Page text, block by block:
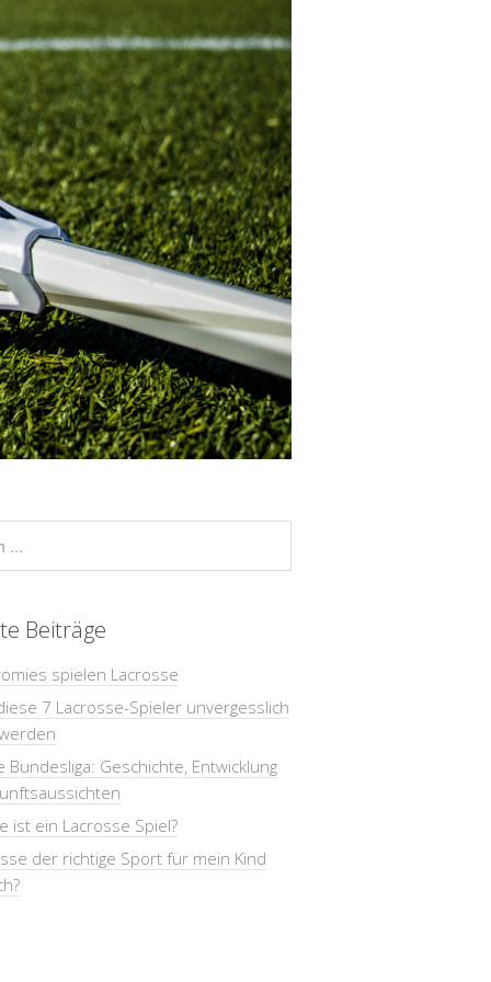
Beiträge
spielen Lacrosse
7 Lacrosse-Spieler unvergesslich
Bundesliga: Geschichte, Entwicklung
ist ein Lacrosse Spiel?
der richtige Sport für mein Kind